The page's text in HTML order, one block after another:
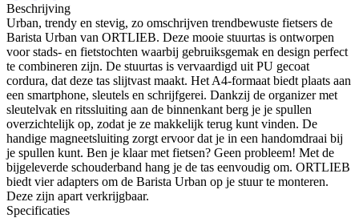
Beschrijving
Urban, trendy en stevig, zo omschrijven trendbewuste fietsers de
Barista Urban van ORTLIEB. Deze mooie stuurtas is ontworpen
voor stads- en fietstochten waarbij gebruiksgemak en design perfect
te combineren zijn. De stuurtas is vervaardigd uit PU gecoat
cordura, dat deze tas slijtvast maakt. Het A4-formaat biedt plaats aan
een smartphone, sleutels en schrijfgerei. Dankzij de organizer met
sleutelvak en ritssluiting aan de binnenkant berg je je spullen
overzichtelijk op, zodat je ze makkelijk terug kunt vinden. De
handige magneetsluiting zorgt ervoor dat je in een handomdraai bij
je spullen kunt. Ben je klaar met fietsen? Geen probleem! Met de
bijgeleverde schouderband hang je de tas eenvoudig om. ORTLIEB
biedt vier adapters om de Barista Urban op je stuur te monteren.
Deze zijn apart verkrijgbaar.
Specificaties